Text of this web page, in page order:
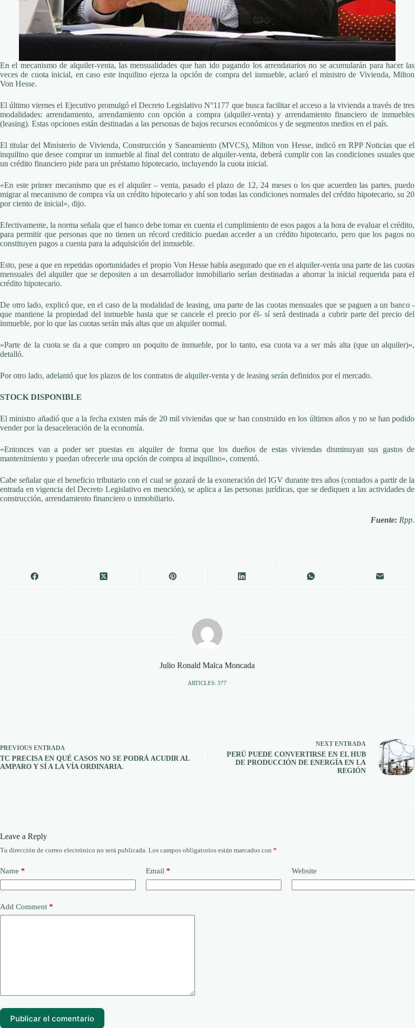
En el mecanismo de alquiler-venta, las mensualidades que han ido pagando los arrendatarios no se acumularán para hacer las
veces de cuota inicial, en caso este inquilino ejerza la opción de compra del inmueble, aclaró el ministro de Vivienda, Milton
Von Hesse.
El último viernes el Ejecutivo promulgó el Decreto Legislativo N°1177 que busca facilitar el acceso a la vivienda a través de tres
modalidades: arrendamiento, arrendamiento con opción a compra (alquiler-venta) y arrendamiento financiero de inmuebles
(leasing). Estas opciones están destinadas a las personas de bajos recursos económicos y de segmentos medios en el país.
El titular del Ministerio de Vivienda, Construcción y Saneamiento (MVCS), Milton von Hesse, indicó en RPP Noticias que el
inquilino que desee comprar un inmueble al final del contrato de alquiler-venta, deberá cumplir con las condiciones usuales que
un crédito financiero pide para un préstamo hipotecario, incluyendo la cuota inicial.
«En este primer mecanismo que es el alquiler – venta, pasado el plazo de 12, 24 meses o los que acuerden las partes, puedo
migrar al mecanismo de compra vía un crédito hipotecario y ahí son todas las condiciones normales del crédito hipotecario, su 20
por ciento de inicial», dijo.
Efectivamente, la norma señala que el banco debe tomar en cuenta el cumplimiento de esos pagos a la hora de evaluar el crédito,
para permitir que personas que no tienen un récord crediticio puedan acceder a un crédito hipotecario, pero que los pagos no
constituyen pagos a cuenta para la adquisición del inmueble.
Esto, pese a que en repetidas oportunidades el propio Von Hesse había asegurado que en el alquiler-venta una parte de las cuotas
mensuales del alquiler que se depositen a un desarrollador inmobiliario serían destinadas a ahorrar la inicial requerida para el
crédito hipotecario.
De otro lado, explicó que, en el caso de la modalidad de leasing, una parte de las cuotas mensuales que se paguen a un banco -
que mantiene la propiedad del inmueble hasta que se cancele el precio por él- sí será destinada a cubrir parte del precio del
inmueble, por lo que las cuotas serán más altas que un alquiler normal.
«Parte de la cuota se da a que compro un poquito de inmueble, por lo tanto, esa cuota va a ser más alta (que un alquiler)»,
detalló.
Por otro lado, adelantó que los plazos de los contratos de alquiler-venta y de leasing serán definidos por el mercado.
STOCK DISPONIBLE
El ministro añadió que a la fecha existen más de 20 mil viviendas que se han construido en los últimos años y no se han podido
vender por la desaceleración de la economía.
«Entonces van a poder ser puestas en alquiler de forma que los dueños de estas viviendas disminuyan sus gastos de
mantenimiento y puedan ofrecerle una opción de compra al inquilino», comentó.
Cabe señalar que el beneficio tributario con el cual se gozará de la exoneración del IGV durante tres años (contados a partir de la
entrada en vigencia del Decreto Legislativo en mención), se aplica a las personas jurídicas, que se dediquen a las actividades de
construcción, arrendamiento financiero o inmobiliario.
Fuente: Rpp.
Julio Ronald Malca Moncada
ARTICLES: 377
PREVIOUS ENTRADA
TC PRECISA EN QUÉ CASOS NO SE PODRÁ ACUDIR AL
AMPARO Y SÍ A LA VÍA ORDINARIA.
NEXTENTRADA
PERÚ PUEDE CONVERTIRSE EN EL HUB
DE PRODUCCIÓN DE ENERGÍA EN LA
REGIÓN
Leave a Reply
Tu dirección de correo electrónico no será publicada. Los campos obligatorios están marcados con *
Name * Email * Website
Add Comment *
Publicar el comentario